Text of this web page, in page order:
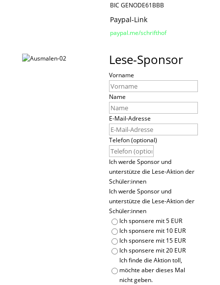
BIC GENODE61BBB
Paypal-Link
paypal.me/schrifthof
Lese-Sponsor
Vorname
Name
E-Mail-Adresse
Telefon (optional)
Ich werde Sponsor und
unterstütze die Lese-Aktion der
Schüler:innen
Ich werde Sponsor und
unterstütze die Lese-Aktion der
Schüler:innen
Ich sponsere mit 5 EUR
Ich sponsere mit 10 EUR
Ich sponsere mit 15 EUR
Ich sponsere mit 20 EUR
Ich finde die Aktion toll,
möchte aber dieses Mal
nicht geben.